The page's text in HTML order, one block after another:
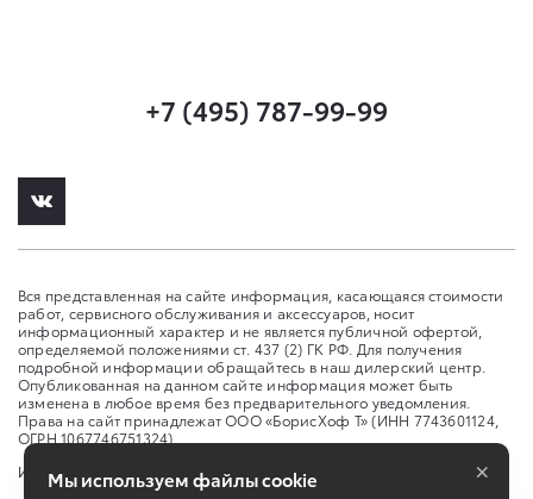
+7 (495) 787-99-99
Вся представленная на сайте информация, касающаяся стоимости
работ, сервисного обслуживания и аксессуаров, носит
информационный характер и не является публичной офертой,
определяемой положениями ст. 437 (2) ГК РФ. Для получения
подробной информации обращайтесь в наш дилерский центр.
Опубликованная на данном сайте информация может быть
изменена в любое время без предварительного уведомления.
Права на сайт принадлежат ООО «БорисХоф Т» (ИНН 7743601124,
ОГРН 1067746751324)
Изменить настройку cookies
Мы используем файлы cookie ×